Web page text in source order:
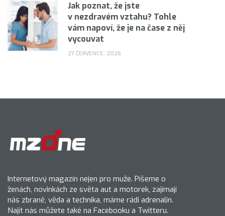
Jak poznat, že jste
v nezdravém vztahu? Tohle
vám napoví, že je na čase z něj
vycouvat
27 ČERVENCE, 2026
Internetový magazín nejen pro muže. Píšeme o
ženách, novinkách ze světa aut a motorek, zajímají
nás zbraně, věda a technika, máme rádi adrenalin.
Najít nás můžete také na Facebooku a Twitteru.